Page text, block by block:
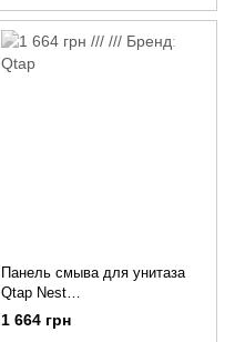
Панель смыва для унитаза
Qtap Nest
QT0111M11V1146MB
1 664 грн